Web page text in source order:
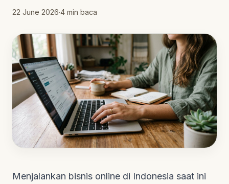
22 June 2026·4 min baca
Menjalankan bisnis online di Indonesia saat ini